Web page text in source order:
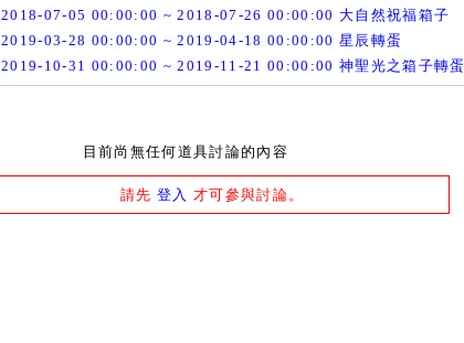
2018-07-05 00:00:00 ~ 2018-07-26 00:00:00 大自然祝福箱子
2019-03-28 00:00:00 ~ 2019-04-18 00:00:00 星辰轉蛋
2019-10-31 00:00:00 ~ 2019-11-21 00:00:00 神聖光之箱子轉蛋
目前尚無任何道具討論的內容
請先 登入 才可參與討論。